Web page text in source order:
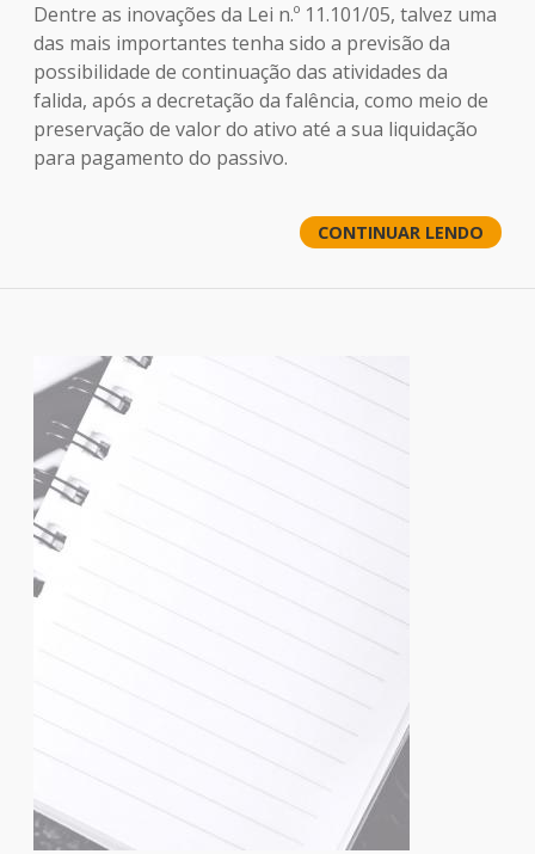
Dentre as inovações da Lei n.º 11.101/05, talvez uma
das mais importantes tenha sido a previsão da
possibilidade de continuação das atividades da
falida, após a decretação da falência, como meio de
preservação de valor do ativo até a sua liquidação
para pagamento do passivo.
CONTINUAR LENDO